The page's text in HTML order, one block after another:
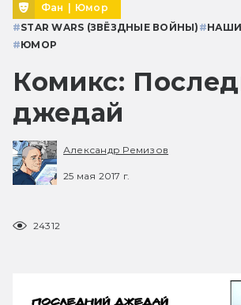
Фан | Юмор
#STAR WARS (ЗВЁЗДНЫЕ ВОЙНЫ) #
#ЮМОР
Комикс:
джедай
Александр Ремизов
25 мая 2017 г.
24312